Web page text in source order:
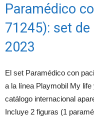
Paramédico
71245): set
2023
El set Paramédico con
a la línea Playmobil My
catálogo internacional
Incluye 2 figuras (1